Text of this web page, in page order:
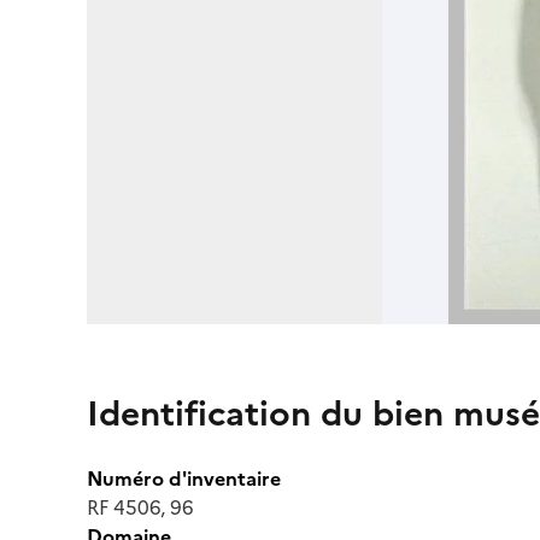
Identification du bien
Numéro d'inventaire
RF 4506, 96